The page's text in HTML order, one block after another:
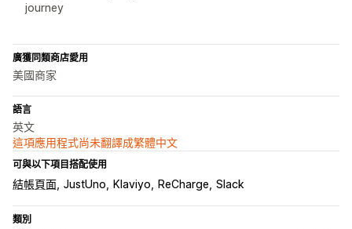
journey
廣獲同類商店愛用
美國商家
語言
英文
這項應用程式尚未翻譯成繁體中文
可與以下項目搭配使用
結帳頁面 JustUno Klaviyo ReCharge Slack
類別